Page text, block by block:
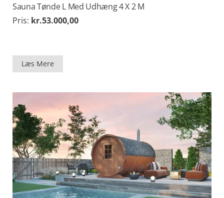
Sauna Tønde L Med Udhæng 4 X 2 M
Pris: kr.53.000,00
Læs Mere